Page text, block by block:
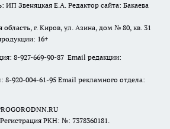
Звеняцкая Е.А. Редактор сайта: Бакаева
область, г. Киров, ул. Азина, дом № 80, кв. 31
16+
8-927-669-90-87 Email редакции:
8-920-004-61-95 Email рекламного отдела:
РКН: №: 7378360181.